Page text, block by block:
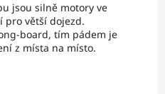
jsou silně motory ve
pro větší dojezd.
board, tím pádem je
z místa na místo.